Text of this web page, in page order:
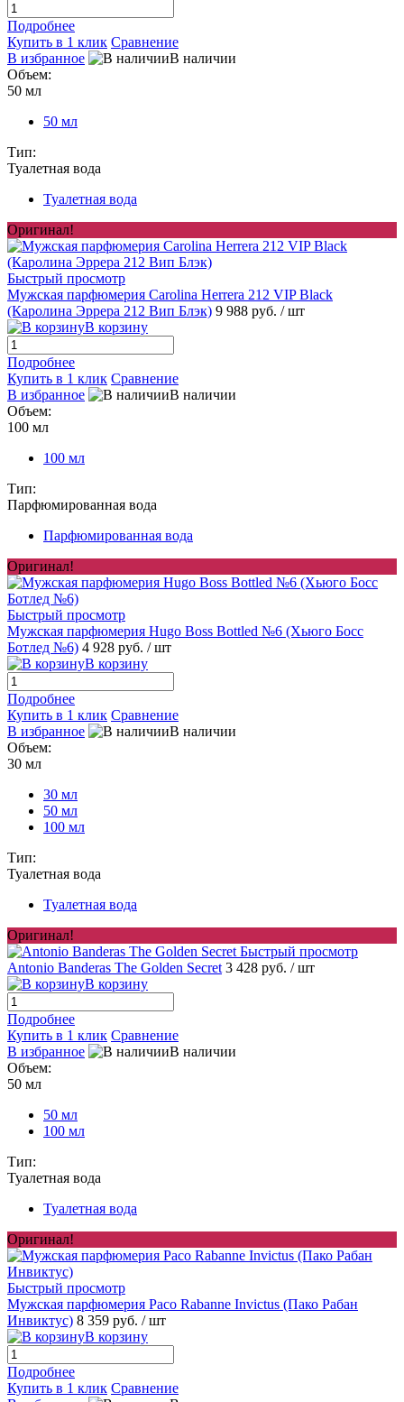
Подробнее
Купить в 1 клик Сравнение
В избранное
В наличии
Объем:
50 мл
50 мл
Тип:
Туалетная вода
Туалетная вода
Оригинал!
Быстрый просмотр
Мужская парфюмерия Carolina Herrera 212 VIP Black
(Каролина Эррера 212 Вип Блэк) 9 988 руб. / шт
В корзину
Подробнее
Купить в 1 клик Сравнение
В избранное
В наличии
Объем:
100 мл
100 мл
Тип:
Парфюмированная вода
Парфюмированная вода
Оригинал!
Быстрый просмотр
Мужская парфюмерия Hugo Boss Bottled №6 (Хьюго Босс
Ботлед №6) 4 928 руб. / шт
В корзину
Подробнее
Купить в 1 клик Сравнение
В избранное
В наличии
Объем:
30 мл
30 мл
50 мл
100 мл
Тип:
Туалетная вода
Туалетная вода
Оригинал!
Быстрый просмотр
Antonio Banderas The Golden Secret 3 428 руб. / шт
В корзину
Подробнее
Купить в 1 клик Сравнение
В избранное
В наличии
Объем:
50 мл
50 мл
100 мл
Тип:
Туалетная вода
Туалетная вода
Оригинал!
Быстрый просмотр
Мужская парфюмерия Paco Rabanne Invictus (Пако Рабан
Инвиктус) 8 359 руб. / шт
В корзину
Подробнее
Купить в 1 клик Сравнение